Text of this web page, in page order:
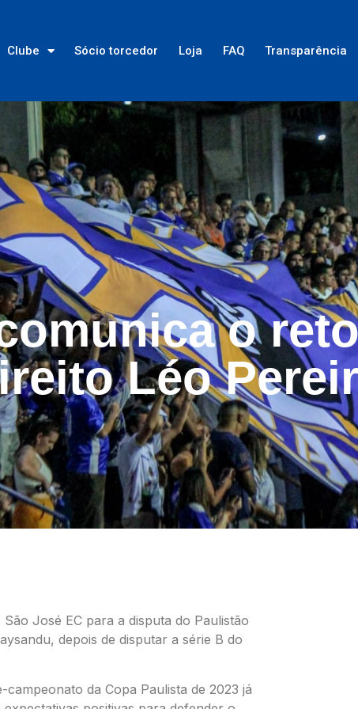
Clube Sócio torcedor Loja FAQ Transparência
o
Léo
José EC para a disputa do Paulistão
depois de disputar a série B do
da Copa Paulista de 2023 já